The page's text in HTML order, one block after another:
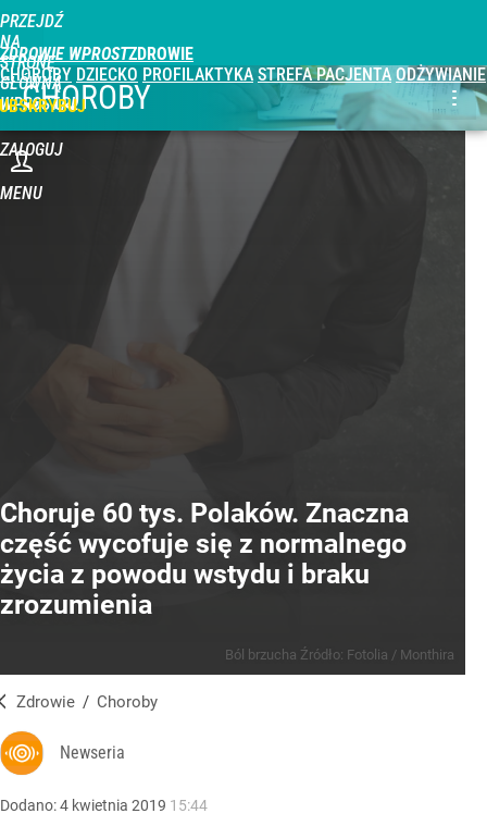
PRZEJDŹ
NA
STRONĘ
GŁÓWNĄ
WPROST.PL
ZDROWIE WPROST
CHOROBY DZIECKO PROFILAKTYKA STREFA PACJENTA ODŻYWIANIE
ZALOGUJ
MENU
CHOROBY
Choruje 60 tys. Polaków. Znaczna
część wycofuje się z normalnego
życia z powodu wstydu i braku
zrozumienia
Ból brzucha Źródło: Fotolia / Monthira
Zdrowie / Choroby
Newseria
Dodano:4 kwietnia 2019 15:44